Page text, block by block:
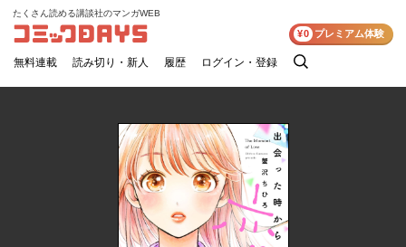
コミックDAYS
たくさん読める講談社のマンガWEB
無料連載 読み切り・新人 履歴 ログイン・登録
検
¥0 プレミアム体験